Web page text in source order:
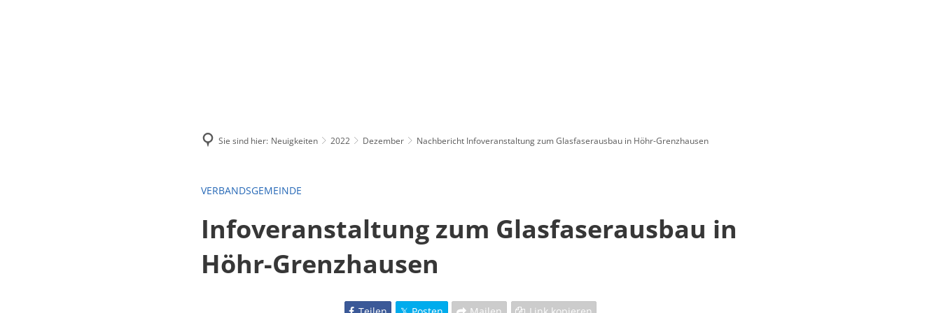
Sie sind hier: Neuigkeiten 2022 Dezember Nachbericht Infoveranstaltung zum Glasfaserausbau in Höhr-Grenzhausen
VERBANDSGEMEINDE
Infoveranstaltung zum Glasfaserausbau in
Höhr-Grenzhausen